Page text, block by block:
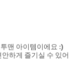
맨 아이템이에요 :)
하게 즐기실 수 있어